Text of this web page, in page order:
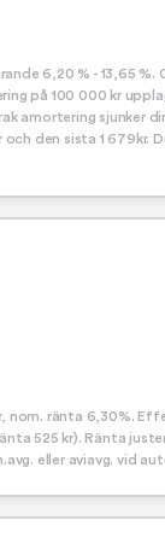
6,20 % - 13,65
på 100 000 kr
amortering
och den sista 1
nom. ränta 6,30%.
525 kr). Ränta
eller aviavg. vid